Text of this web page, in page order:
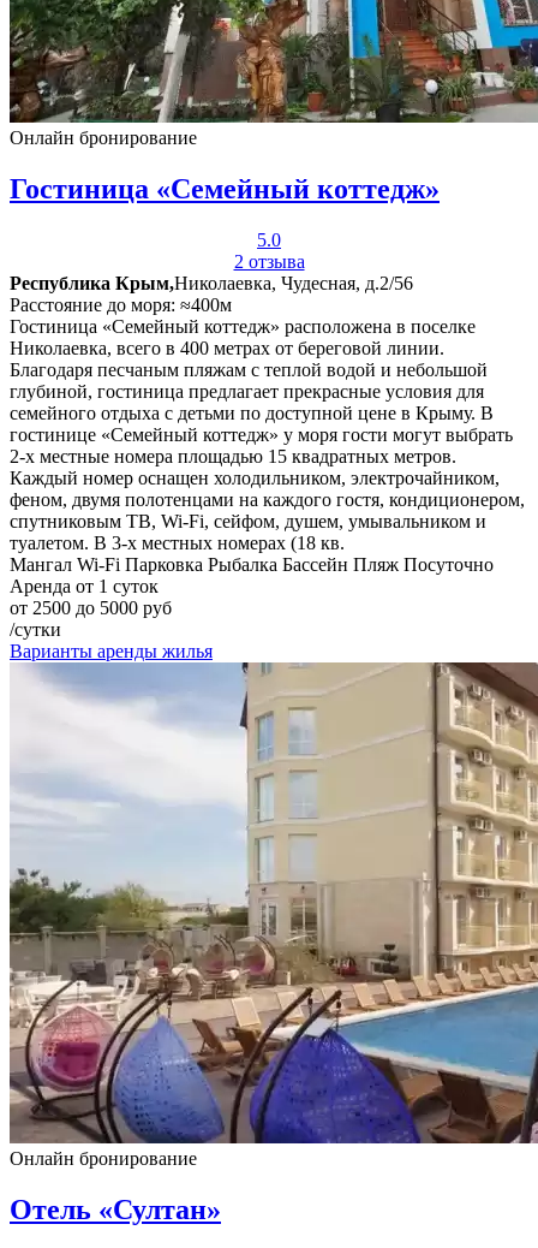
Онлайн бронирование
Гостиница «Семейный коттедж»
5.0
2 отзыва
Республика Крым,Николаевка, Чудесная, д.2/56
Расстояние до моря: ≈400м
Гостиница «Семейный коттедж» расположена в поселке
Николаевка, всего в 400 метрах от береговой линии.
Благодаря песчаным пляжам с теплой водой и небольшой
глубиной, гостиница предлагает прекрасные условия для
семейного отдыха с детьми по доступной цене в Крыму. В
гостинице «Семейный коттедж» у моря гости могут выбрать
2-х местные номера площадью 15 квадратных метров.
Каждый номер оснащен холодильником, электрочайником,
феном, двумя полотенцами на каждого гостя, кондиционером,
спутниковым ТВ, Wi-Fi, сейфом, душем, умывальником и
туалетом. В 3-х местных номерах (18 кв.
Мангал Wi-Fi Парковка Рыбалка Бассейн Пляж Посуточно
Аренда от 1 суток
от 2500 до 5000 руб
/сутки
Варианты аренды жилья
Онлайн бронирование
Отель «Султан»